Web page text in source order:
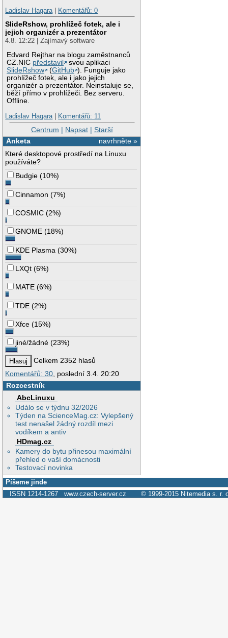
Ladislav Hagara| Komentářů: 0
SlideRshow, prohlížeč fotek, ale i
jejich organizér a prezentátor
4.8. 12:22 | Zajímavý software
Edvard Rejthar na blogu zaměstnanců
CZ.NIC představil
svou aplikaci
SlideRshow
(GitHub ). Funguje jako
prohlížeč fotek, ale i jako jejich
organizér a prezentátor. Neinstaluje se,
běží přímo v prohlížeči. Bez serveru.
Offline.
Ladislav Hagara| Komentářů: 11
Centrum | Napsat| Starší
navrhněte »
Anketa
Které desktopové prostředí na Linuxu
používáte?
Budgie (10%)
Cinnamon (7%)
COSMIC (2%)
GNOME (18%)
KDE Plasma (30%)
LXQt (6%)
MATE (6%)
TDE (2%)
Xfce (15%)
jiné/žádné (23%)
Celkem 2352 hlasů
Komentářů: 30 , poslední 3.4. 20:20
Rozcestník
AbcLinuxu
Událo se v týdnu 32/2026
Týden na ScienceMag.cz: Vylepšený
test nenašel žádný rozdíl mezi
vodíkem a antiv
HDmag.cz
Kamery do bytu přinesou maximální
přehled o vaší domácnosti
Testovací novinka
Píšeme jinde
ISSN 1214-1267 www.czech-server.cz © 1999-2015 Nitemedia s. r.